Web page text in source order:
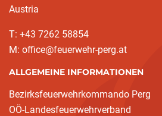
Austria
T: +43 7262 58854
M: office@feuerwehr-perg.at
ALLGEMEINE INFORMATIONEN
Bezirksfeuerwehrkommando Perg
OÖ-Landesfeuerwehrverband